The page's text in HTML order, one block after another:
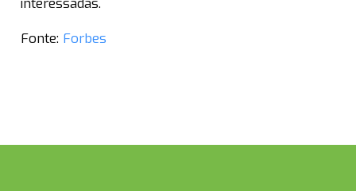
interessadas.
Fonte: Forbes